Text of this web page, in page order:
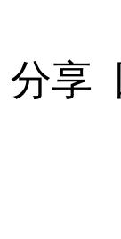
分享